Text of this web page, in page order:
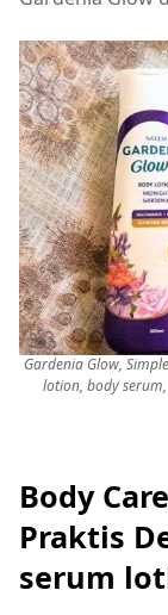
Gardenia Glow,
lotion, body
Body
Praktis
serum